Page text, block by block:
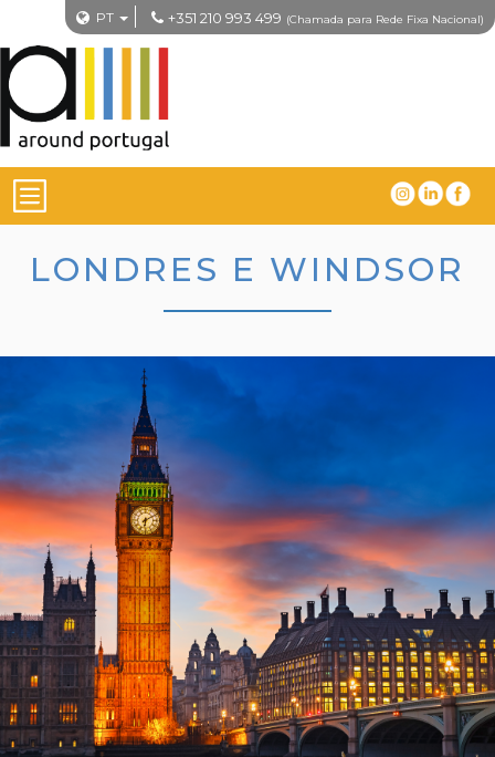
PT +351 210 993 499 (Chamada para Rede Fixa Nacional)
LONDRES E WINDSOR